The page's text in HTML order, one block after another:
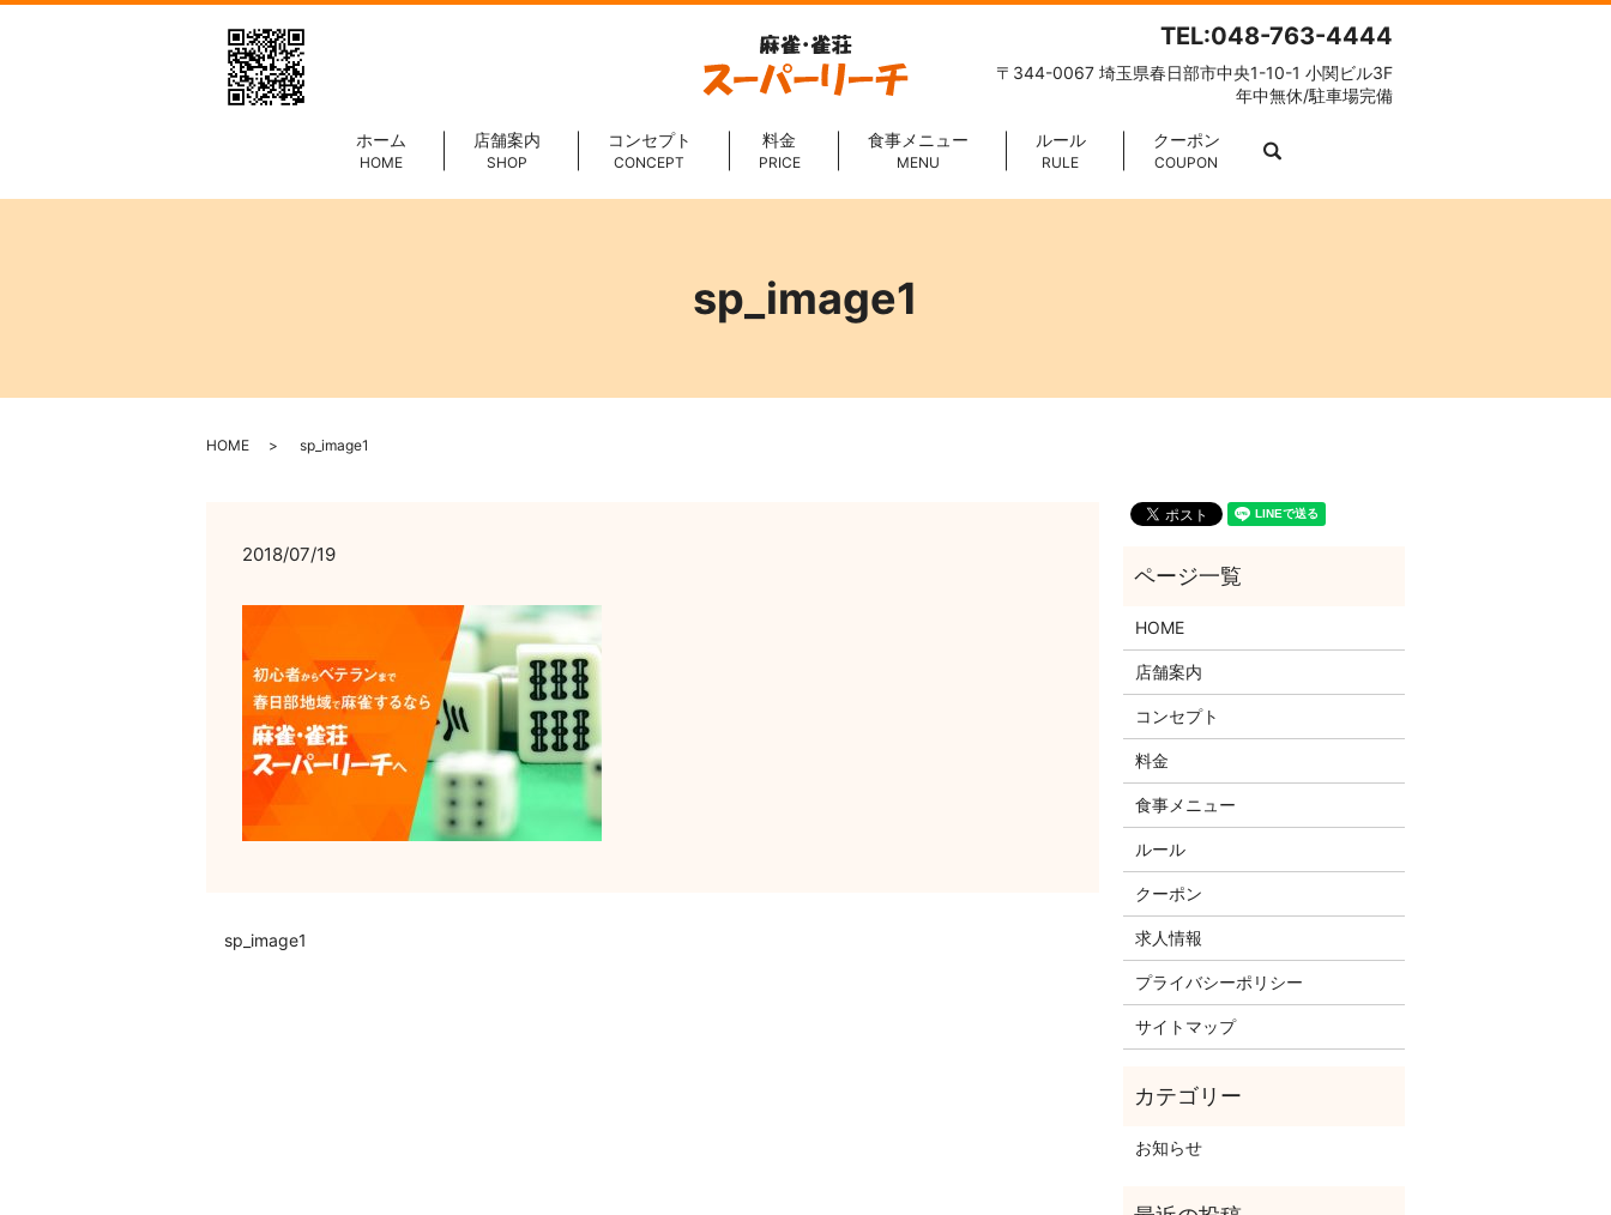
TEL:048-763-4444
〒344-0067 埼玉県春日部市中央1-10-1 小関ビル3F
年中無休/駐車場完備
ホーム
HOME
店舗案内
SHOP
コンセプト
CONCEPT
料金
PRICE
食事メニュー
MENU
ルール
RULE
クーポン
COUPON
sp_image1
HOME sp_image1
2018/07/19
sp_image1
HOME
店舗案内
コンセプト
料金
食事メニュー
ルール
クーポン
求人情報
プライバシーポリシー
サイトマップ
お知らせ